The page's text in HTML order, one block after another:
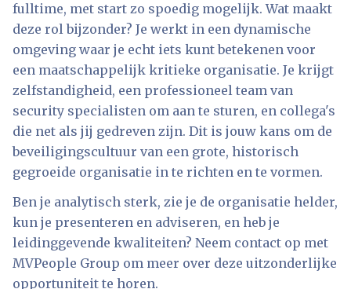
fulltime, met start zo spoedig mogelijk. Wat maakt
deze rol bijzonder? Je werkt in een dynamische
omgeving waar je echt iets kunt betekenen voor
een maatschappelijk kritieke organisatie. Je krijgt
zelfstandigheid, een professioneel team van
security specialisten om aan te sturen, en collega's
die net als jij gedreven zijn. Dit is jouw kans om de
beveiligingscultuur van een grote, historisch
gegroeide organisatie in te richten en te vormen.
Ben je analytisch sterk, zie je de organisatie helder,
kun je presenteren en adviseren, en heb je
leidinggevende kwaliteiten? Neem contact op met
MVPeople Group om meer over deze uitzonderlijke
opportuniteit te horen.